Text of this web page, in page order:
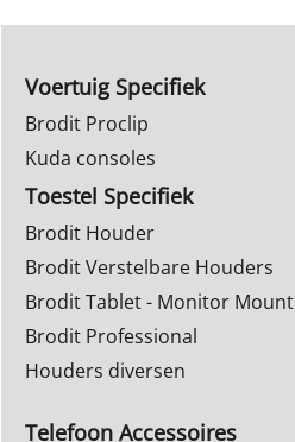
Voertuig Specifiek
Brodit Proclip
Kuda consoles
Toestel Specifiek
Brodit Houder
Brodit Verstelbare Houders
Brodit Tablet - Monitor Mount
Brodit Professional
Houders diversen
Telefoon Accessoires